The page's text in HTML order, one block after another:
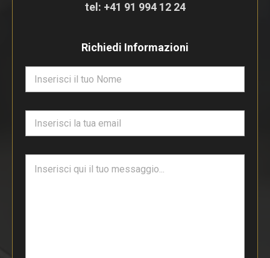
tel: +41 91 994 12 24
Richiedi Informazioni
m
a